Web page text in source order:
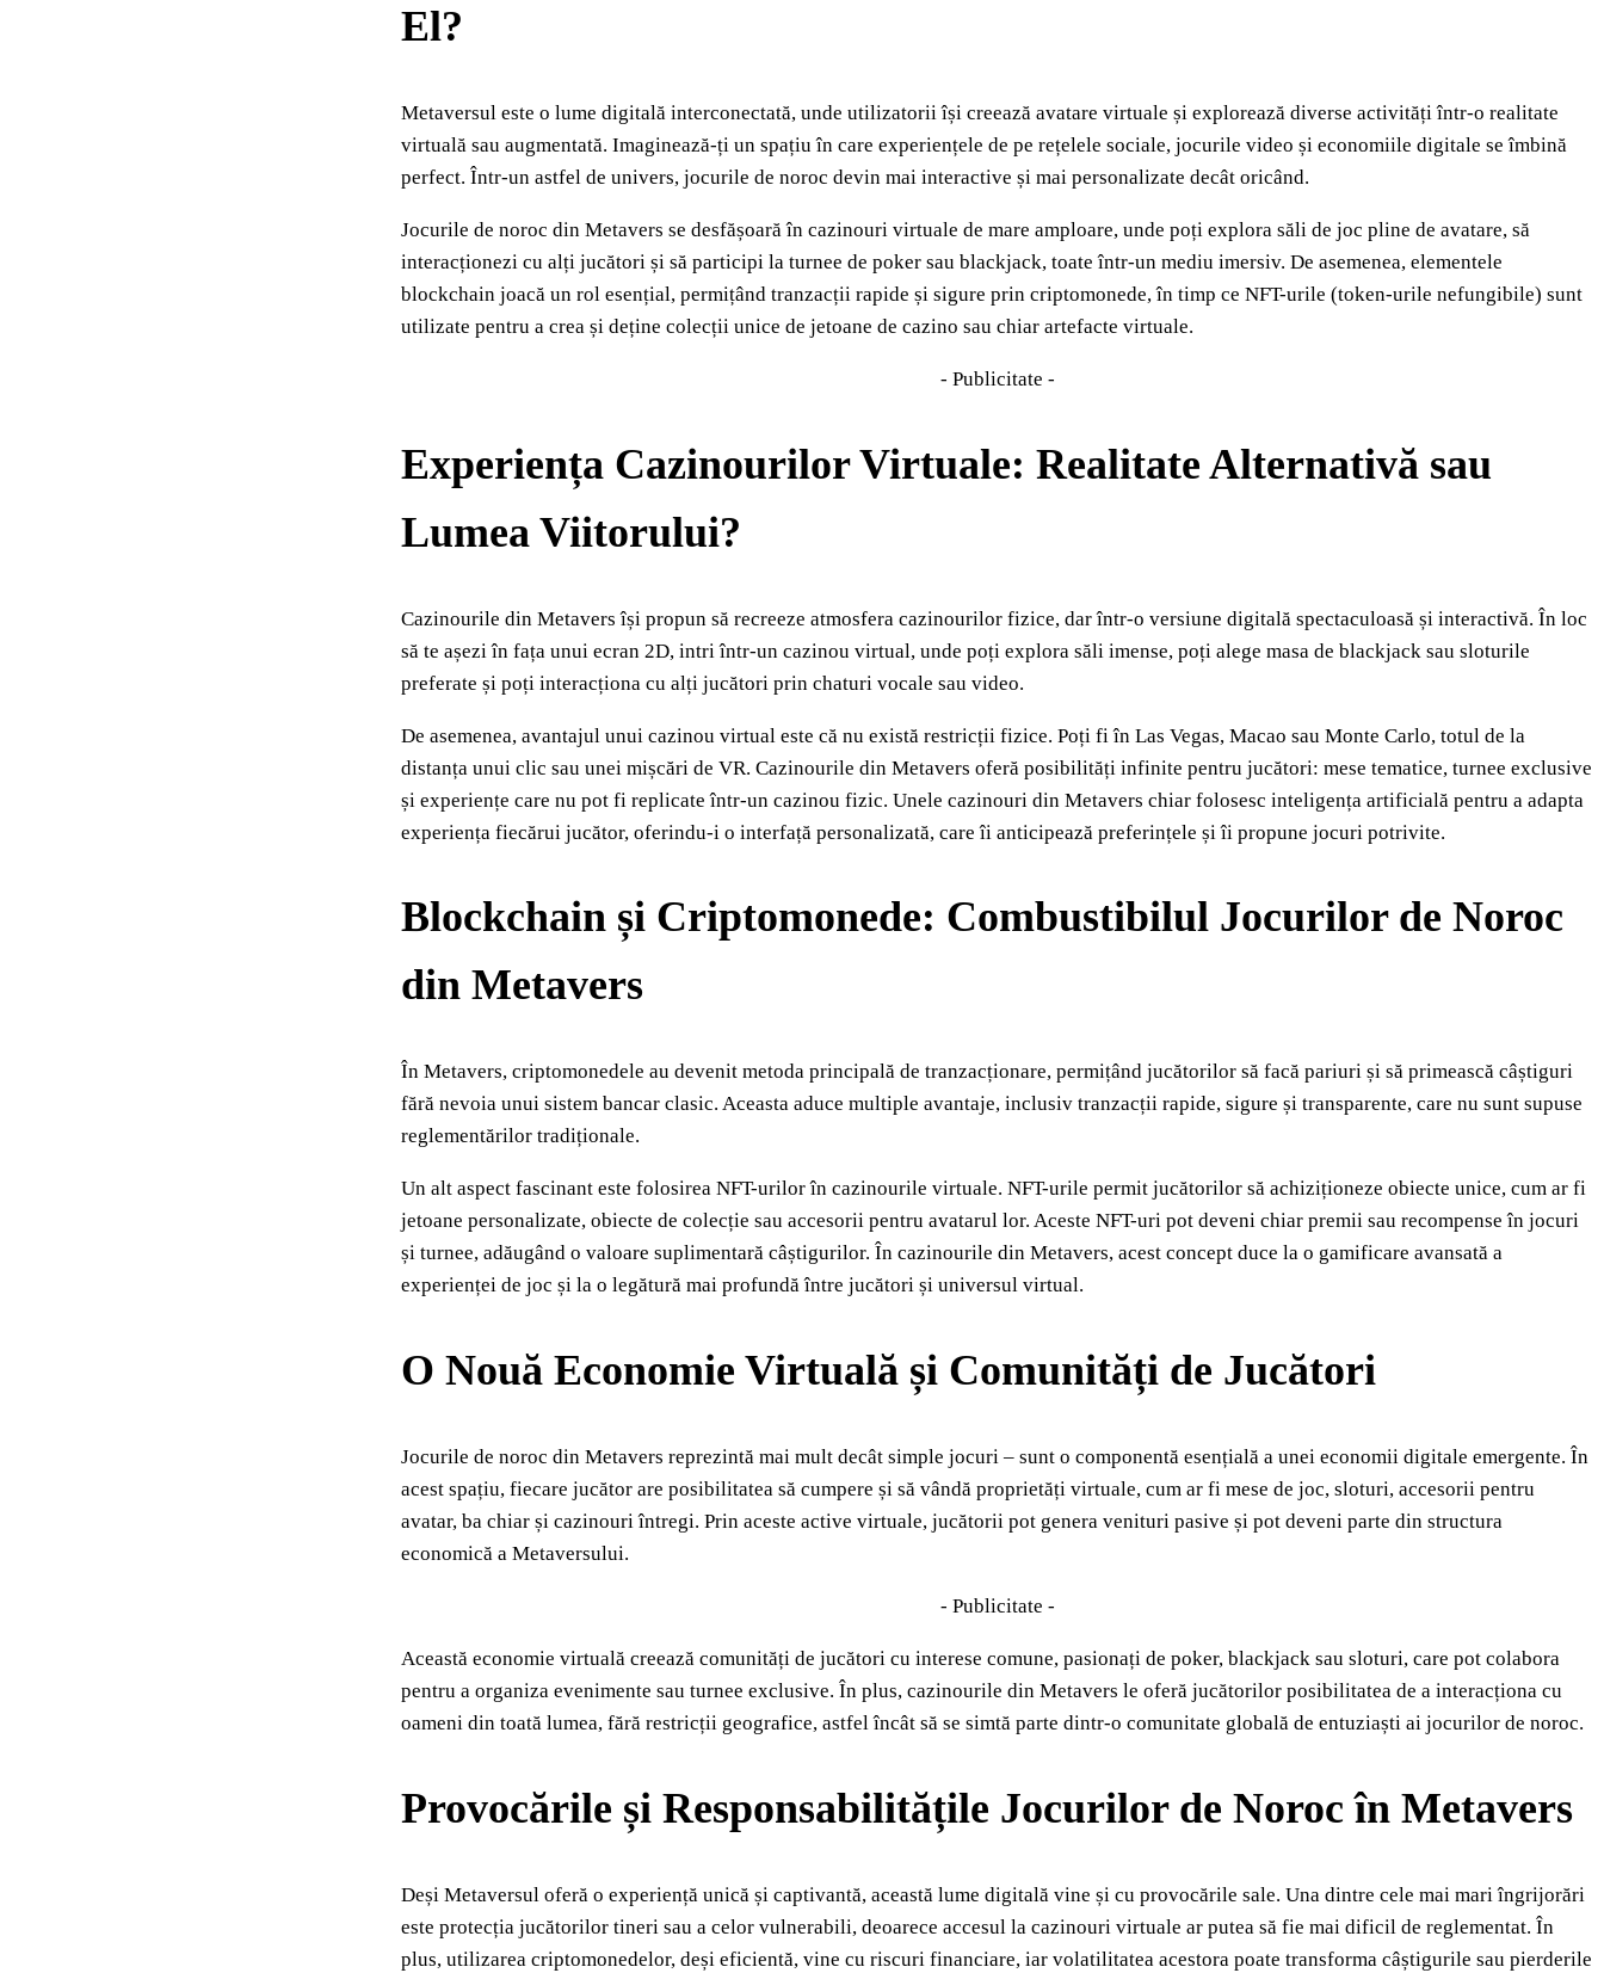
El?
Metaversul este o lume digitală interconectată, unde utilizatorii își creează avatare virtuale și explorează diverse activități într-o realitate
virtuală sau augmentată. Imaginează-ți un spațiu în care experiențele de pe rețelele sociale, jocurile video și economiile digitale se îmbină
perfect. Într-un astfel de univers, jocurile de noroc devin mai interactive și mai personalizate decât oricând.
Jocurile de noroc din Metavers se desfășoară în cazinouri virtuale de mare amploare, unde poți explora săli de joc pline de avatare, să
interacționezi cu alți jucători și să participi la turnee de poker sau blackjack, toate într-un mediu imersiv. De asemenea, elementele
blockchain joacă un rol esențial, permițând tranzacții rapide și sigure prin criptomonede, în timp ce NFT-urile (token-urile nefungibile) sunt
utilizate pentru a crea și deține colecții unice de jetoane de cazino sau chiar artefacte virtuale.
- Publicitate -
Experiența Cazinourilor Virtuale: Realitate Alternativă sau
Lumea Viitorului?
Cazinourile din Metavers își propun să recreeze atmosfera cazinourilor fizice, dar într-o versiune digitală spectaculoasă și interactivă. În loc
să te așezi în fața unui ecran 2D, intri într-un cazinou virtual, unde poți explora săli imense, poți alege masa de blackjack sau sloturile
preferate și poți interacționa cu alți jucători prin chaturi vocale sau video.
De asemenea, avantajul unui cazinou virtual este că nu există restricții fizice. Poți fi în Las Vegas, Macao sau Monte Carlo, totul de la
distanța unui clic sau unei mișcări de VR. Cazinourile din Metavers oferă posibilități infinite pentru jucători: mese tematice, turnee exclusive
și experiențe care nu pot fi replicate într-un cazinou fizic. Unele cazinouri din Metavers chiar folosesc inteligența artificială pentru a adapta
experiența fiecărui jucător, oferindu-i o interfață personalizată, care îi anticipează preferințele și îi propune jocuri potrivite.
Blockchain și Criptomonede: Combustibilul Jocurilor de Noroc
din Metavers
În Metavers, criptomonedele au devenit metoda principală de tranzacționare, permițând jucătorilor să facă pariuri și să primească câștiguri
fără nevoia unui sistem bancar clasic. Aceasta aduce multiple avantaje, inclusiv tranzacții rapide, sigure și transparente, care nu sunt supuse
reglementărilor tradiționale.
Un alt aspect fascinant este folosirea NFT-urilor în cazinourile virtuale. NFT-urile permit jucătorilor să achiziționeze obiecte unice, cum ar fi
jetoane personalizate, obiecte de colecție sau accesorii pentru avatarul lor. Aceste NFT-uri pot deveni chiar premii sau recompense în jocuri
și turnee, adăugând o valoare suplimentară câștigurilor. În cazinourile din Metavers, acest concept duce la o gamificare avansată a
experienței de joc și la o legătură mai profundă între jucători și universul virtual.
O Nouă Economie Virtuală și Comunități de Jucători
Jocurile de noroc din Metavers reprezintă mai mult decât simple jocuri – sunt o componentă esențială a unei economii digitale emergente. În
acest spațiu, fiecare jucător are posibilitatea să cumpere și să vândă proprietăți virtuale, cum ar fi mese de joc, sloturi, accesorii pentru
avatar, ba chiar și cazinouri întregi. Prin aceste active virtuale, jucătorii pot genera venituri pasive și pot deveni parte din structura
economică a Metaversului.
- Publicitate -
Această economie virtuală creează comunități de jucători cu interese comune, pasionați de poker, blackjack sau sloturi, care pot colabora
pentru a organiza evenimente sau turnee exclusive. În plus, cazinourile din Metavers le oferă jucătorilor posibilitatea de a interacționa cu
oameni din toată lumea, fără restricții geografice, astfel încât să se simtă parte dintr-o comunitate globală de entuziaști ai jocurilor de noroc.
Provocările și Responsabilitățile Jocurilor de Noroc în Metavers
Deși Metaversul oferă o experiență unică și captivantă, această lume digitală vine și cu provocările sale. Una dintre cele mai mari îngrijorări
este protecția jucătorilor tineri sau a celor vulnerabili, deoarece accesul la cazinouri virtuale ar putea să fie mai dificil de reglementat. În
plus, utilizarea criptomonedelor, deși eficientă, vine cu riscuri financiare, iar volatilitatea acestora poate transforma câștigurile sau pierderile